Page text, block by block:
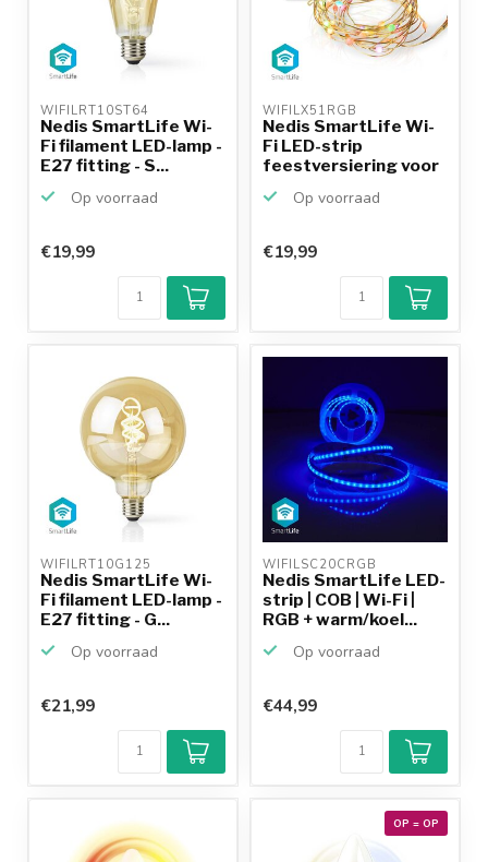
WIFILRT10ST64
Nedis SmartLife Wi-
Fi filament LED-lamp -
E27 fitting - S...
Op voorraad
€19,99
WIFILX51RGB
Nedis SmartLife Wi-
Fi LED-strip
feestversiering voor
Op voorraad
€19,99
WIFILRT10G125
Nedis SmartLife Wi-
Fi filament LED-lamp -
E27 fitting - G...
Op voorraad
€21,99
WIFILSC20CRGB
Nedis SmartLife LED-
strip | COB | Wi-Fi |
RGB + warm/koel...
Op voorraad
€44,99
OP = OP